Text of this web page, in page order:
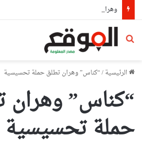
بحث عن
الرئيسية/“كناس” وهران تطلق حملة تحسيسية
“كناس” وهران
حملة تحسيسية